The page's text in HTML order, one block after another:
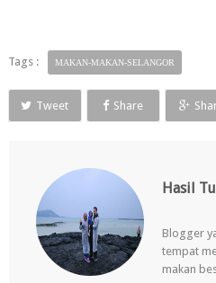
Tags : MAKAN-MAKAN-SELANGOR
Tweet Share
Hasil
Blogger
tempat
makan